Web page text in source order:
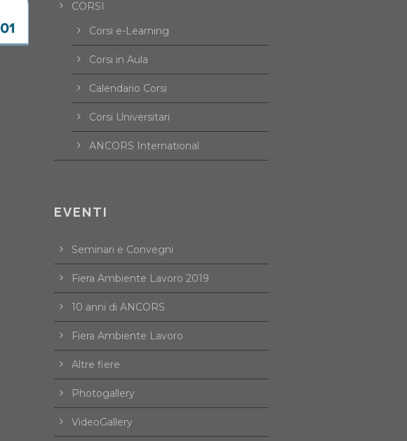
CORSI
Corsi e-Learning
Corsi in Aula
Calendario Corsi
Corsi Universitari
ANCORS International
EVENTI
Seminari e Convegni
Fiera Ambiente Lavoro 2019
10 anni di ANCORS
Fiera Ambiente Lavoro
Altre fiere
Photogallery
VideoGallery